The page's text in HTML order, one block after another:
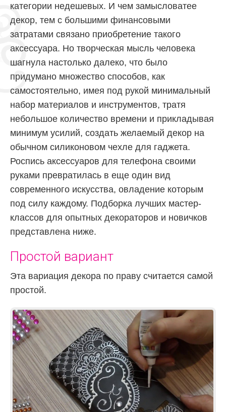
категории недешевых. И чем замысловатее
декор, тем с большими финансовыми
затратами связано приобретение такого
аксессуара. Но творческая мысль человека
шагнула настолько далеко, что было
придумано множество способов, как
самостоятельно, имея под рукой минимальный
набор материалов и инструментов, тратя
небольшое количество времени и прикладывая
минимум усилий, создать желаемый декор на
обычном силиконовом чехле для гаджета.
Роспись аксессуаров для телефона своими
руками превратилась в еще один вид
современного искусства, овладение которым
под силу каждому. Подборка лучших мастер-
классов для опытных декораторов и новичков
представлена ниже.
Простой вариант
Эта вариация декора по праву считается самой
простой.